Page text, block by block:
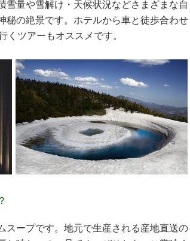
雪量や雪解け・天候状況などさまざまな自
秘の絶景です。ホテルから車と徒歩合わせ
くツアーもオススメです。
ープです。地元で生産される産地直送の